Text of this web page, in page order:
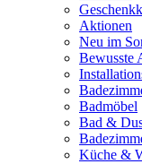
Aktionen
Neu im
Bewusste
Badmöbel
Bad &
Küche &